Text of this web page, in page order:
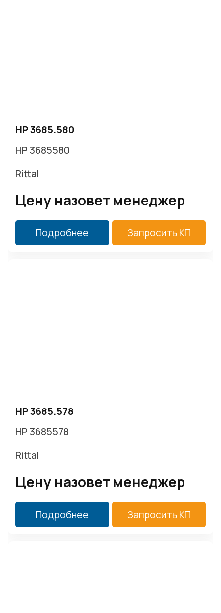
HP 3685.580
HP 3685580
Rittal
Цену назовет менеджер
Подробнее Запросить КП
HP 3685.578
HP 3685578
Rittal
Цену назовет менеджер
Подробнее Запросить КП